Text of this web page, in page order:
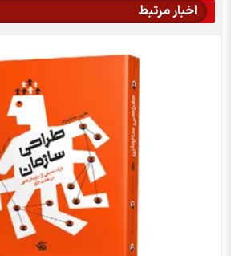
اخبار مرتبط